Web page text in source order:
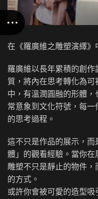
在《羅廣維之雕塑演繹》
羅廣維以長年累積的創
質，將內在思考轉化為
中，有溫潤圓融的形體，
常意象到文化符號，每
的思考過程。
這不只是作品的展示，
體」的觀看經驗。當你
雕塑不只是靜止的物件
的方式。
或許你會被可愛的造型